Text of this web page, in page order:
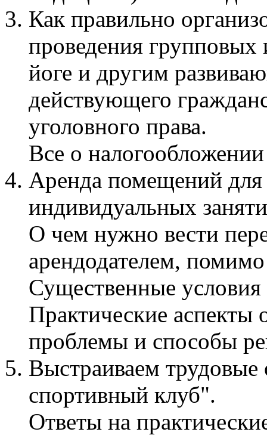
Как правильно
проведения
йоге и другим
действующего
уголовного права.
Все о
Аренда помещений для
индивидуальных
О чем нужно вести
арендодателем,
Существенные
Практические
проблемы и способы
Выстраиваем
спортивный клуб".
Ответы на